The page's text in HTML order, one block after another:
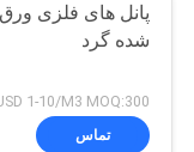
پانل های فلزی
شده گرد
تماس